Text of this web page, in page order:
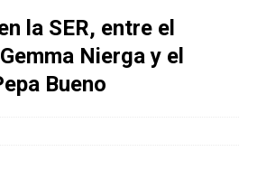
la SER, entre el
Nierga y el
Bueno